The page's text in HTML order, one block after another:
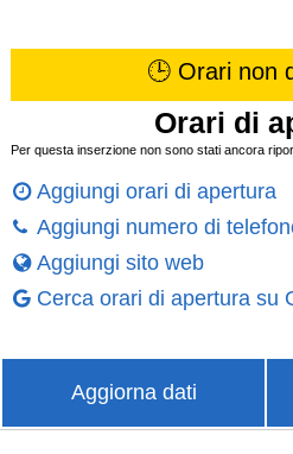
🕒 Orari non
Orari di
Per questa inserzione non sono stati ancora
Aggiungi orari di apertura
Aggiungi numero di
Aggiungi sito web
Cerca orari di apertura su
Aggiorna dati